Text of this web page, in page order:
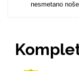
nesmetano